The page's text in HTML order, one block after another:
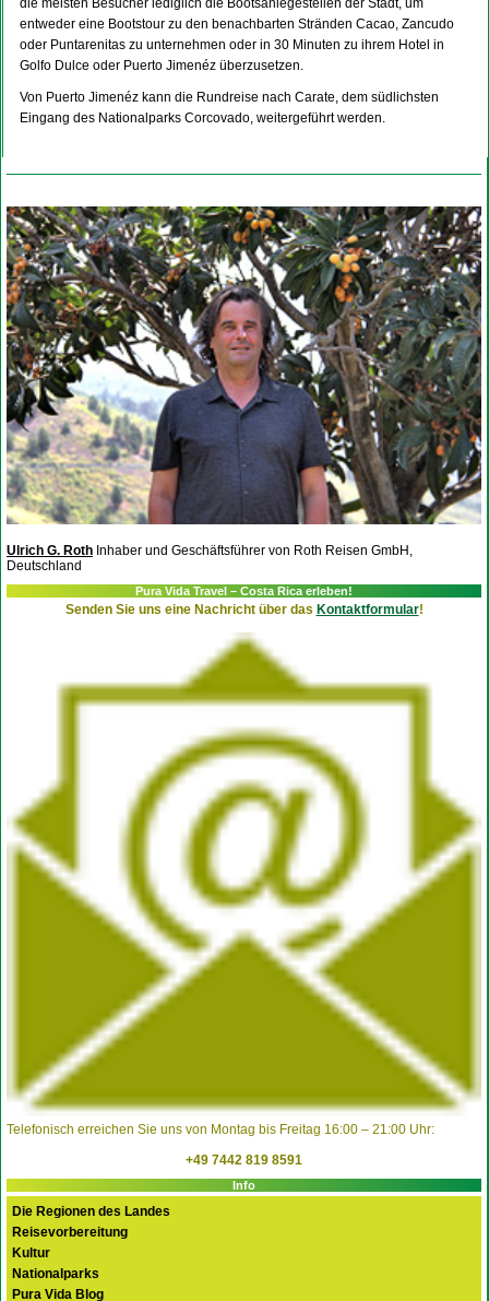
die meisten Besucher lediglich die Bootsanlegestellen der Stadt, um
entweder eine Bootstour zu den benachbarten Stränden Cacao, Zancudo
oder Puntarenitas zu unternehmen oder in 30 Minuten zu ihrem Hotel in
Golfo Dulce oder Puerto Jimenéz überzusetzen.
Von Puerto Jimenéz kann die Rundreise nach Carate, dem südlichsten
Eingang des Nationalparks Corcovado, weitergeführt werden.
Ulrich G. Roth Inhaber und Geschäftsführer von Roth Reisen GmbH,
Deutschland
Pura Vida Travel – Costa Rica erleben!
Senden Sie uns eine Nachricht über das Kontaktformular!
Telefonisch erreichen Sie uns von Montag bis Freitag 16:00 – 21:00 Uhr:
+49 7442 819 8591
Info
Die Regionen des Landes
Reisevorbereitung
Kultur
Nationalparks
Pura Vida Blog